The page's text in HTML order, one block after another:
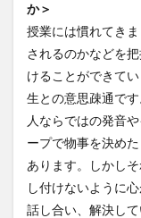
か＞
授業には慣れてき
されるのかなどを
けることができて
生との意思疎通で
人ならではの発音
ープで物事を決め
あります。しかし
し付けないように
話し合い、解決して
スペイン・アル
スペイン留学
ソウル女子大学
ダブル・ディグ
テンプル大学ジ
フランス